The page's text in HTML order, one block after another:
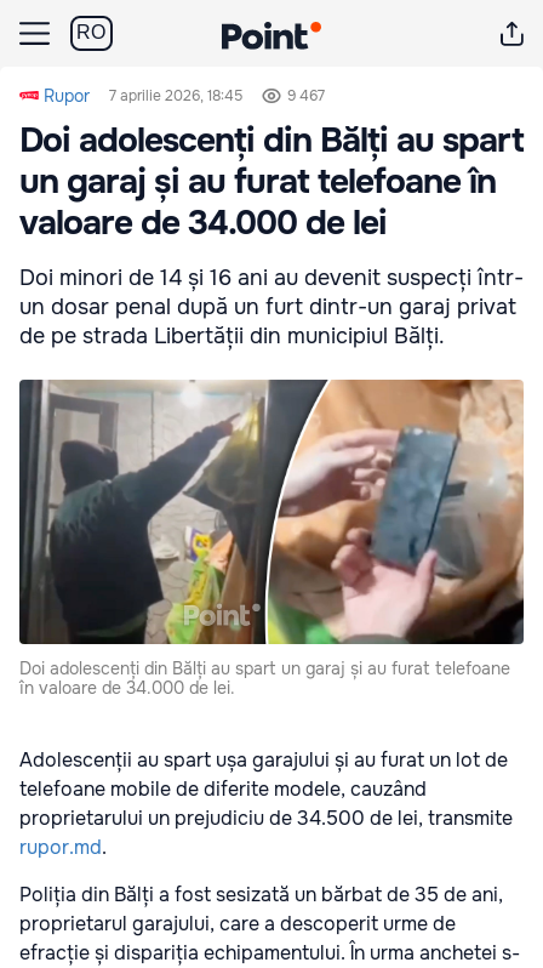
RO
Rupor 7 aprilie 2026, 18:45 9 467
Doi adolescenți din Bălți au spart
un garaj și au furat telefoane în
valoare de 34.000 de lei
Doi minori de 14 și 16 ani au devenit suspecți într-
un dosar penal după un furt dintr-un garaj privat
de pe strada Libertății din municipiul Bălți.
Doi adolescenți din Bălți au spart un garaj și au furat telefoane
în valoare de 34.000 de lei.
Adolescenții au spart ușa garajului și au furat un lot de
telefoane mobile de diferite modele, cauzând
proprietarului un prejudiciu de 34.500 de lei, transmite
rupor.md.
Poliția din Bălți a fost sesizată un bărbat de 35 de ani,
proprietarul garajului, care a descoperit urme de
efracție și dispariția echipamentului. În urma anchetei s-